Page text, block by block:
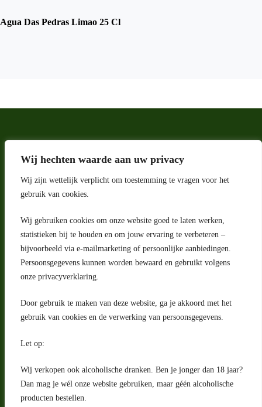
Wij hechten waarde aan uw privacy
Wij zijn wettelijk verplicht om toestemming te vragen voor het
gebruik van cookies.
Wij gebruiken cookies om onze website goed te laten werken,
statistieken bij te houden en om jouw ervaring te verbeteren –
bijvoorbeeld via e-mailmarketing of persoonlijke aanbiedingen.
Persoonsgegevens kunnen worden bewaard en gebruikt volgens
onze privacyverklaring.
Door gebruik te maken van deze website, ga je akkoord met het
gebruik van cookies en de verwerking van persoonsgegevens.
Let op:
Wij verkopen ook alcoholische dranken. Ben je jonger dan 18 jaar?
Dan mag je wél onze website gebruiken, maar géén alcoholische
producten bestellen.
Agua Das Pedras Limao 25 Cl
Adres
Riga 4 E
2993 LW Barendrecht
Nederland
Contact
klantenservice@portugeseproducten.nl
Facebook
Herroepingsrecht
Bij bezorging van alcoholhoudende dranken voert de bezorger